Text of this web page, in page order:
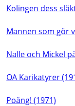
Kolingen dess
Mannen som gör
Nalle och Mickel
OA Karikatyrer
Poäng! (1971)